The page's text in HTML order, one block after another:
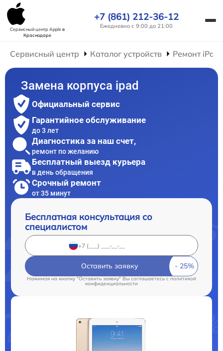
Сервисный центр Appleв
Краснодаре
+7 (861) 212-36-12
Ежедневно с 9:00 до 21:00
Сервисный центр Каталог устройств Ремонт iPad
Замена корпуса ipad
Официальный сервис
Гарантийное обслуживание
до 3 лет
Диагностика за наш счет,
ремонт по желанию
Бесплатный выезд курьера
в день обращения
Срочный ремонт
от 35 минут
Бесплатная консультация со
специалистом
Оставить заявку
Нажимая на кнопку "Оставить заявку" Вы соглашаетесь cполитикой
конфиденциальности